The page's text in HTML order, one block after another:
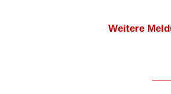
Weitere